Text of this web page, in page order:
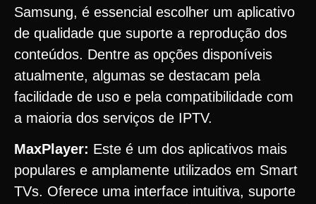
Samsung, é essencial escolher um aplicativo
de qualidade que suporte a reprodução dos
conteúdos. Dentre as opções disponíveis
atualmente, algumas se destacam pela
facilidade de uso e pela compatibilidade com
a maioria dos serviços de IPTV.
MaxPlayer: Este é um dos aplicativos mais
populares e amplamente utilizados em Smart
TVs. Oferece uma interface intuitiva, suporte